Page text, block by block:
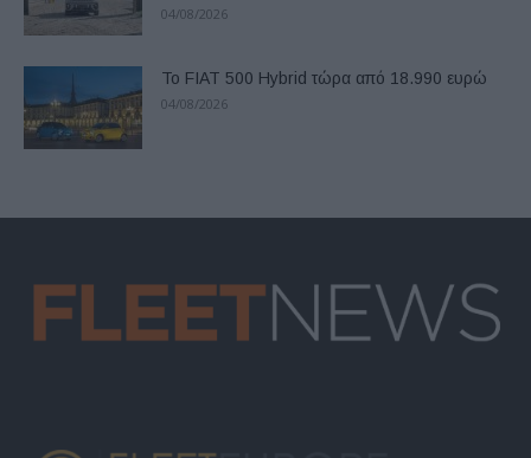
04/08/2026
Το FIAT 500 Hybrid τώρα από 18.990 ευρώ
04/08/2026